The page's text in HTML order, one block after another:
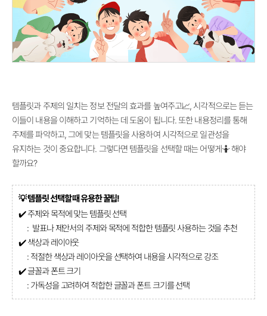
템플릿과 주제의 일치는 정보 전달의 효과를 높여주고📈, 시각적으로는 듣는
이들이 내용을 이해하고 기억하는 데 도움이 됩니다. 또한 내용정리를 통해
주제를 파악하고, 그에 맞는 템플릿을 사용하여 시각적으로 일관성을
유지하는 것이 중요합니다. 그렇다면 템플릿을 선택할 때는 어떻게🤷 해야
할까요?
💡템플릿 선택할 때 유용한 꿀팁!
✔️주제와 목적에 맞는 템플릿 선택
: 발표나 제안서의 주제와 목적에 적합한 템플릿 사용하는 것을 추천
✔️색상과 레이아웃
: 적절한 색상과 레이아웃을 선택하여 내용을 시각적으로 강조
✔️글꼴과 폰트 크기
: 가독성을 고려하여 적합한 글꼴과 폰트 크기를 선택